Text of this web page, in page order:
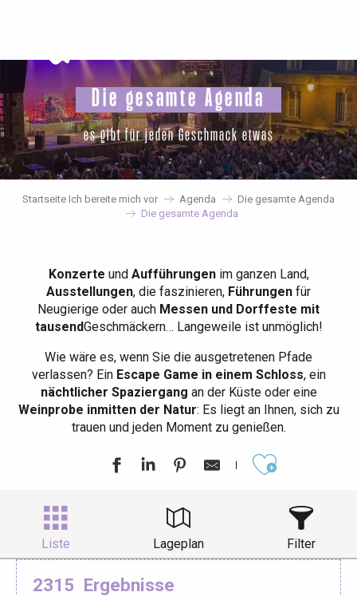
principal
Die gesamte Agenda
es gibt für jeden Geschmack etwas
Startseite Ich bereite mich vor Agenda
Die gesamte Agenda
Die gesamte Agenda
Konzerte und Aufführungenim ganzen Land,
Ausstellungen, die faszinieren, Führungen für
Neugierige oder auch Messen und Dorffeste mit
tausendGeschmäckern… Langeweile ist unmöglich!
Wie wäre es, wenn Sie die ausgetretenen Pfade
verlassen? EinEscape Game in einem Schloss, ein
nächtlicher Spaziergang an der Küste oder eine
Weinprobe inmitten der Natur: Es liegt an Ihnen, sich zu
trauen und jeden Moment zu genießen.
Liste Lageplan Filter
2315 Ergebnisse